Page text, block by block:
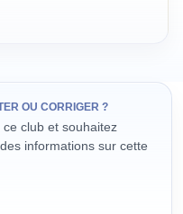
OU CORRIGER ?
club et souhaitez
informations sur cette